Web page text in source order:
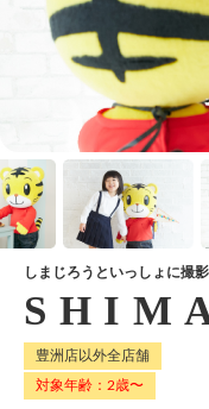
しまじろうといっしょに撮
豊洲店以外全店舗
対象年齢：2歳〜